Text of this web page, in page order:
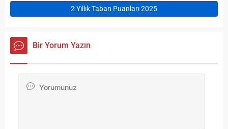
2 Yıllık Taban Puanları 2025
Bir Yorum Yazın